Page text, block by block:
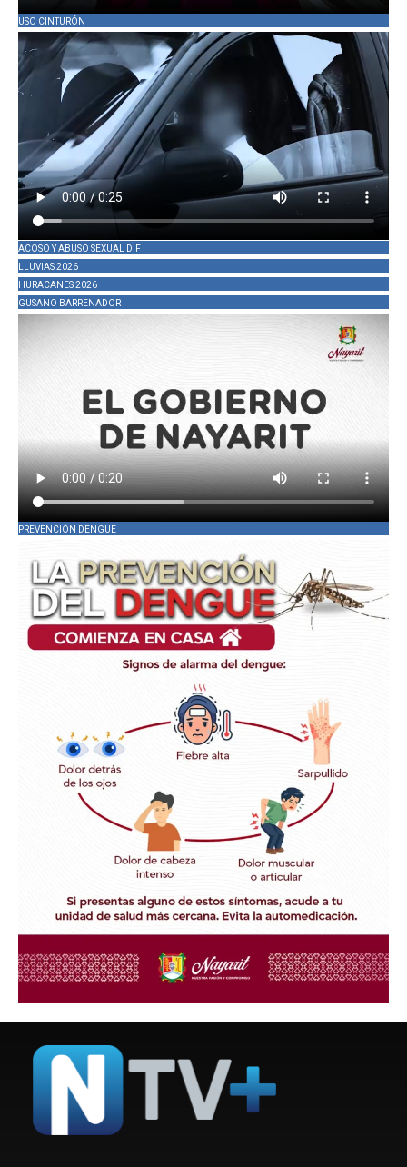
USO CINTURÓN
ACOSO Y ABUSO SEXUAL DIF
LLUVIAS 2026
HURACANES 2026
GUSANO BARRENADOR
PREVENCIÓN DENGUE